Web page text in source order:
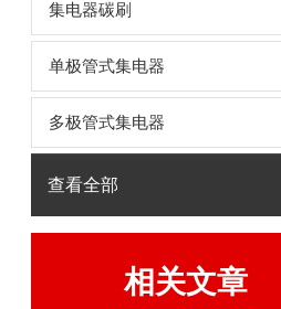
集电器碳刷
单极管式集电器
多极管式集电器
查看全部
相关文章